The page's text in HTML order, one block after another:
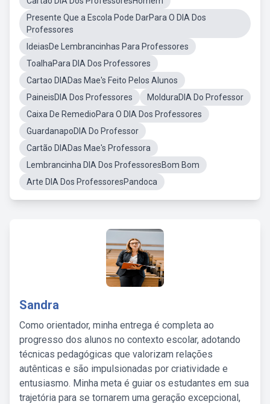
Presente Que a Escola Pode DarPara O DIA Dos
Professores
IdeiasDe Lembrancinhas Para Professores
ToalhaPara DIA Dos Professores
Cartao DIADas Mae's Feito Pelos Alunos
PaineisDIA Dos Professores
MolduraDIA Do Professor
Caixa De RemedioPara O DIA Dos Professores
GuardanapoDIA Do Professor
Cartão DIADas Mae's Professora
Lembrancinha DIA Dos ProfessoresBom Bom
Arte DIA Dos ProfessoresPandoca
Sandra
Como orientador, minha entrega é completa ao
progresso dos alunos no contexto escolar, adotando
técnicas pedagógicas que valorizam relações
autênticas e são impulsionadas por criatividade e
entusiasmo. Minha meta é guiar os estudantes em sua
trajetória para se tornarem uma geração excepcional,